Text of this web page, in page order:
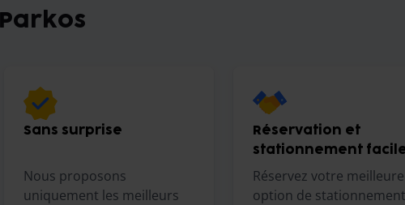
Sans surprise
Nous proposons
uniquement les meilleurs
Réservation et
stationnement
Réservez votre meilleure
option de stationnement